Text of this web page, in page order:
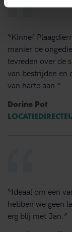
“Kinnef
manier de
tevreden over de
van bestrijden en
van harte aan.”
Dorine Pot
“Ideaal om een
hebben we geen
erg blij met Jan.”